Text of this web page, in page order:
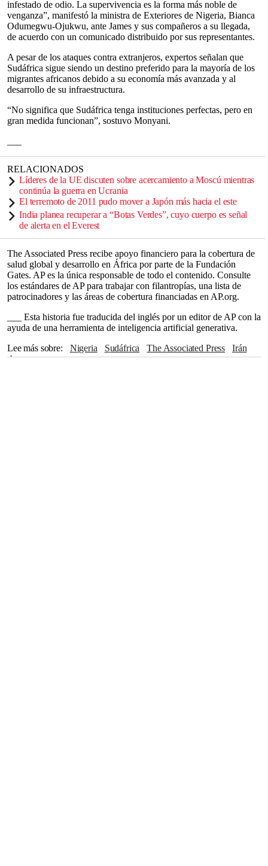
infestado de odio. La supervivencia es la forma más noble de
venganza”, manifestó la ministra de Exteriores de Nigeria, Bianca
Odumegwu-Ojukwu, ante James y sus compañeros a su llegada,
de acuerdo con un comunicado distribuido por sus representantes.
A pesar de los ataques contra extranjeros, expertos señalan que
Sudáfrica sigue siendo un destino preferido para la mayoría de los
migrantes africanos debido a su economía más avanzada y al
desarrollo de su infraestructura.
“No significa que Sudáfrica tenga instituciones perfectas, pero en
gran medida funcionan”, sostuvo Monyani.
RELACIONADOS
Líderes de la UE discuten sobre acercamiento a Moscú mientras
continúa la guerra en Ucrania
El terremoto de 2011 pudo mover a Japón más hacia el este
India planea recuperar a “Botas Verdes”, cuyo cuerpo es señal
de alerta en el Everest
The Associated Press recibe apoyo financiero para la cobertura de
salud global y desarrollo en África por parte de la Fundación
Gates. AP es la única responsable de todo el contenido. Consulte
los estándares de AP para trabajar con filantropías, una lista de
patrocinadores y las áreas de cobertura financiadas en AP.org.
___ Esta historia fue traducida del inglés por un editor de AP con la
ayuda de una herramienta de inteligencia artificial generativa.
Lee más sobre
Nigeria Sudáfrica The Associated Press
Irán